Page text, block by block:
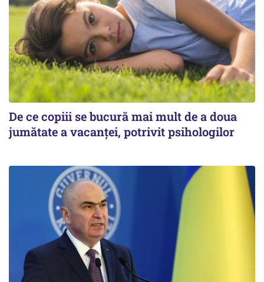
De ce copiii se bucură mai mult de a doua
jumătate a vacanței, potrivit psihologilor